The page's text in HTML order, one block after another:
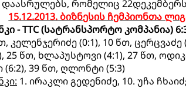
დაასრულებს, რომელიც
15.12.2013. ბიზნესის ჩემპიონთა
- TTC (სატრანსპორტო კომპანია)
კელენჯერიძე (0:1), 10 წთ, ცერცვაძე
25 წთ, ხლაპუსტოვი (4:1), 27 წთ,
39 წთ, ღლონტი (5:3)
1. ირაკლი გედენიძე, 10. უჩა